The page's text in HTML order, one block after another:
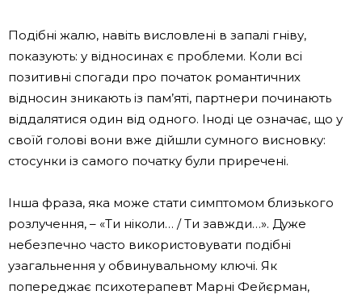
Подібні жалю, навіть висловлені в запалі гніву,
показують: у відносинах є проблеми. Коли всі
позитивні спогади про початок романтичних
відносин зникають із пам’яті, партнери починають
віддалятися один від одного. Іноді це означає, що у
своїй голові вони вже дійшли сумного висновку:
стосунки із самого початку були приречені.
Інша фраза, яка може стати симптомом близького
розлучення, – «Ти ніколи… / Ти завжди…». Дуже
небезпечно часто використовувати подібні
узагальнення у обвинувальному ключі. Як
попереджає психотерапевт Марні Фейєрман,